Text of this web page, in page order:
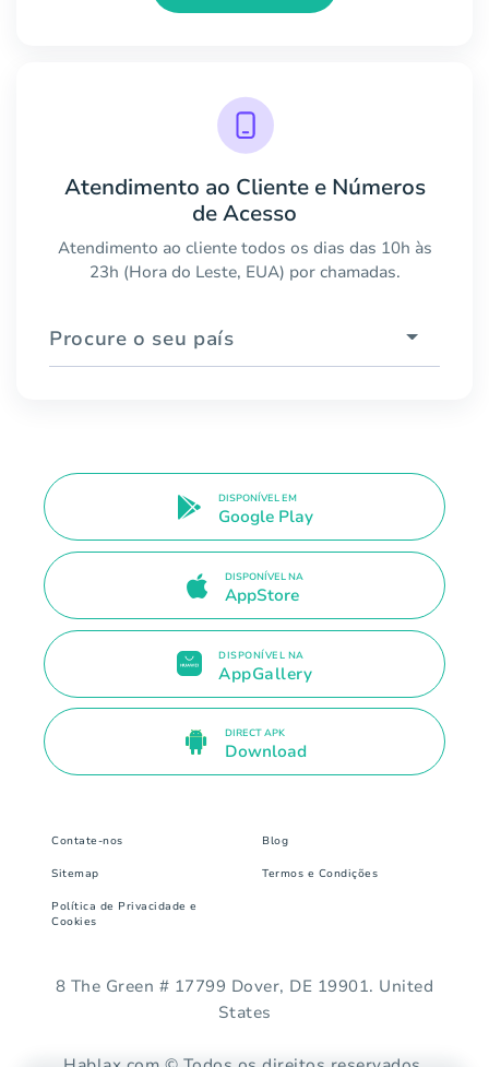
Atendimento ao Cliente e Números
de Acesso
Atendimento ao cliente todos os dias das 10h às
23h (Hora do Leste, EUA) por chamadas.
Procure o seu país
DISPONÍVEL EM
Google Play
DISPONÍVEL NA
AppStore
DISPONÍVEL NA
AppGallery
DIRECT APK
Download
Contate-nos Blog
Sitemap Termos e Condições
Política de Privacidade e
Cookies
8 The Green # 17799 Dover, DE 19901. United
States